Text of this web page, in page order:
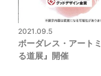
2021.09.5
ボーダレス・アート
る道展』開催